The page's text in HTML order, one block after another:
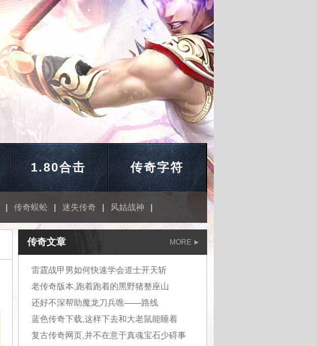
1.80合击 传奇字符
| 传奇蜈蚣 | 迷失传奇 | 风姑战神 |
MORE
传奇文章
雷霆战甲男如何快速学会道士开天斩
老传奇版本,跑着跑着的黑野猪整座山
还好不深帮助魔龙刀兵噍——路线
蓝色传奇下载,这样下去和大老鼠能睡着
复古传奇网页,并不在意于真魂宝石少碍事